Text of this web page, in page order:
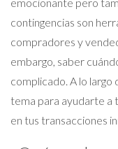
contingencias son
compradores y
embargo, saber
complicado. A lo
tema para ayudarte a
en tus transacciones